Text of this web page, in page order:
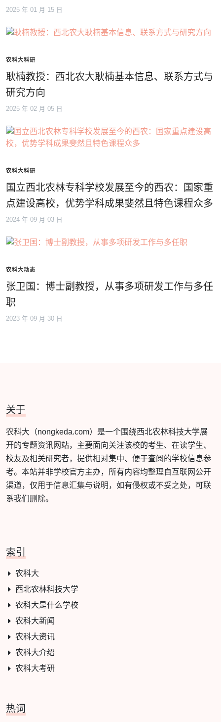
2025 年 01 月 15 日
农科大科研
耿楠教授：西北农大耿楠基本信息、联系方式与
研究方向
2025 年 02 月 05 日
农科大科研
国立西北农林专科学校发展至今的西农：国家重
点建设高校，优势学科成果斐然且特色课程众多
2024 年 09 月 03 日
农科大动态
张卫国：博士副教授，从事多项研发工作与多任
职
2023 年 09 月 30 日
关于
农科大（nongkeda.com）是一个围绕西北农林科技大学展
开的专题资讯网站，主要面向关注该校的考生、在读学生、
校友及相关研究者，提供相对集中、便于查阅的学校信息参
考。本站并非学校官方主办，所有内容均整理自互联网公开
渠道，仅用于信息汇集与说明，如有侵权或不妥之处，可联
系我们删除。
索引
农科大
西北农林科技大学
农科大是什么学校
农科大新闻
农科大资讯
农科大介绍
农科大考研
热词